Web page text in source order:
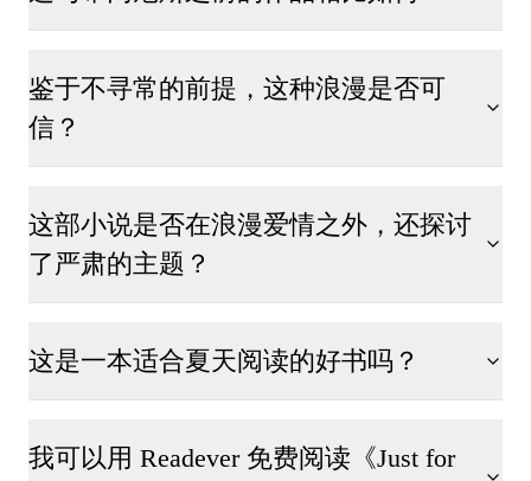
鉴于不寻常的前提，这种浪漫是否可
信？
这部小说是否在浪漫爱情之外，还探讨
了严肃的主题？
这是一本适合夏天阅读的好书吗？
我可以用 Readever 免费阅读《Just for